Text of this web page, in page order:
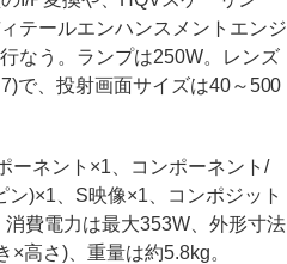
テールエンハンスメントエンジ
なう。ランプは250W。レンズ
で、投射画面サイズは40～500
ネント×1、コンポーネント/
)×1、S映像×1、コンポジット
費電力は最大353W、外形寸法
高さ)、重量は約5.8kg。